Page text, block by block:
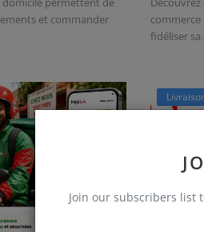
Join our subscribers list
et commander
fidéliser sa